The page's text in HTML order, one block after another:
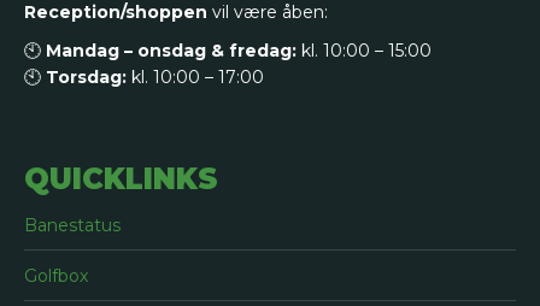
Reception/shoppen vil være åben:
🕙 Mandag – onsdag & fredag: kl. 10:00 – 15:00
🕙 Torsdag: kl. 10:00 – 17:00
QUICKLINKS
Banestatus
Golfbox